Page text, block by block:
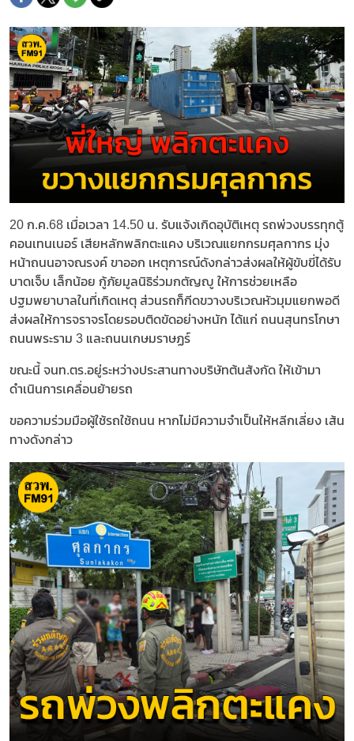
20 ก.ค.68 เมื่อเวลา 14.50 น. รับแจ้งเกิดอุบัติเหตุ รถพ่วงบรรทุกตู้
คอนเทนเนอร์ เสียหลักพลิกตะแคง บริเวณแยกกรมศุลกากร มุ่ง
หน้าถนนอาจณรงค์ ขาออก เหตุการณ์ดังกล่าวส่งผลให้ผู้ขับขี่ได้รับ
บาดเจ็บ เล็กน้อย กู้ภัยมูลนิธิร่วมกตัญญู ให้การช่วยเหลือ
ปฐมพยาบาลในที่เกิดเหตุ ส่วนรถก็กีดขวางบริเวณหัวมุมแยกพอดี
ส่งผลให้การจราจรโดยรอบติดขัดอย่างหนัก ได้แก่ ถนนสุนทรโกษา
ถนนพระราม 3 และถนนเกษมราษฏร์
ขณะนี้ จนท.ตร.อยู่ระหว่างประสานทางบริษัทต้นสังกัด ให้เข้ามา
ดำเนินการเคลื่อนย้ายรถ
ขอความร่วมมือผู้ใช้รถใช้ถนน หากไม่มีความจำเป็นให้หลีกเลี่ยง เส้น
ทางดังกล่าว